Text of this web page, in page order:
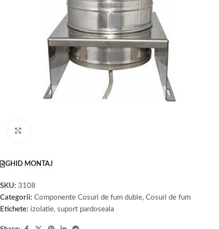
GHID MONTAJ
SKU: 3108
Categorii: Componente Cosuri de fum duble, Cosuri de fum
Etichete: izolatie, suport pardoseala